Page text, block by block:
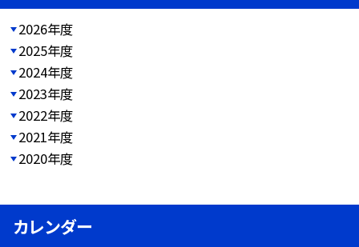
2026年度
2025年度
2024年度
2023年度
2022年度
2021年度
2020年度
カレンダー